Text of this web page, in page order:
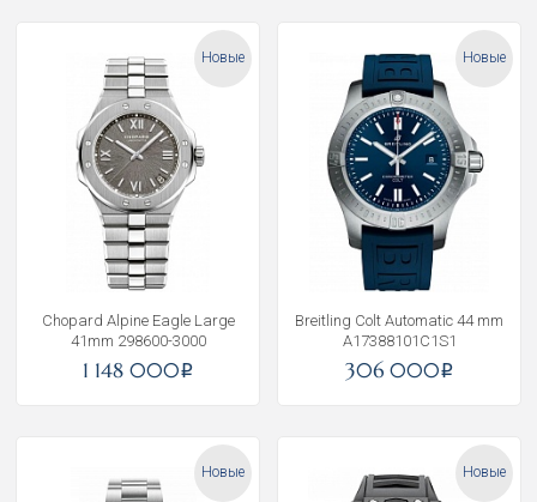
Новые
Chopard Alpine Eagle Large
41mm 298600-3000
1 148 000i
Новые
Breitling Colt Automatic 44 mm
A17388101C1S1
306 000i
Новые Новые